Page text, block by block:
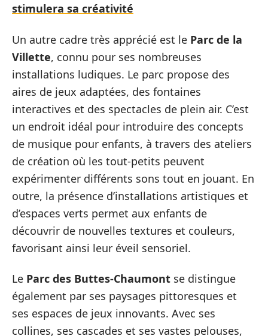
stimulera sa créativité
Un autre cadre très apprécié est le Parc de la
Villette, connu pour ses nombreuses
installations ludiques. Le parc propose des
aires de jeux adaptées, des fontaines
interactives et des spectacles de plein air. C’est
un endroit idéal pour introduire des concepts
de musique pour enfants, à travers des ateliers
de création où les tout-petits peuvent
expérimenter différents sons tout en jouant. En
outre, la présence d’installations artistiques et
d’espaces verts permet aux enfants de
découvrir de nouvelles textures et couleurs,
favorisant ainsi leur éveil sensoriel.
Le Parc des Buttes-Chaumont se distingue
également par ses paysages pittoresques et
ses espaces de jeux innovants. Avec ses
collines, ses cascades et ses vastes pelouses,